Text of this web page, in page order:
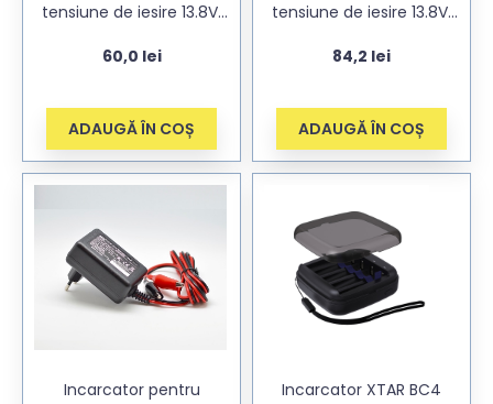
tensiune de iesire 13.8V,
60,0 lei
ADAUGĂ ÎN COȘ
tensiune de iesire 13.8V,
84,2 lei
ADAUGĂ ÎN COȘ
Incarcator pentru
Incarcator XTAR BC4